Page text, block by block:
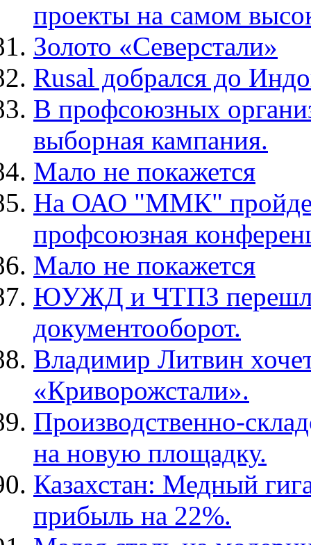
проекты на самом
Золото «Северстали»
Rusal добрался до
В профсоюзных
выборная кампания.
Мало не покажется
На ОАО "ММК"
профсоюзная
Мало не покажется
ЮУЖД и ЧТПЗ перешли
документооборот.
Владимир Литвин
«Криворожстали».
Производственно-
на новую площадку.
Казахстан: Медный
прибыль на 22%.